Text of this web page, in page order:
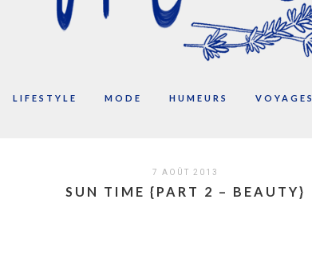
LIFESTYLE MODE HUMEURS VOYAGES
7 AOÛT 2013
SUN TIME {PART 2 – BEAUTY}